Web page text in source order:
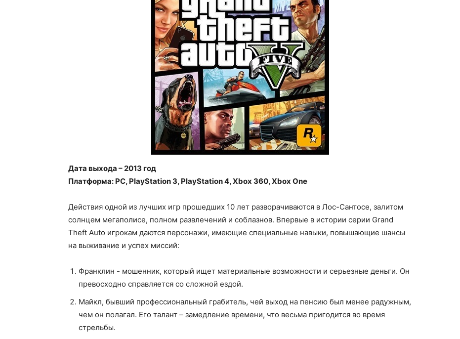
Дата выхода – 2013 год
Платформа: PC, PlayStation 3, PlayStation 4, Xbox 360, Xbox One
Действия одной из лучших игр прошедших 10 лет разворачиваются в Лос-Сантосе, залитом
солнцем мегаполисе, полном развлечений и соблазнов. Впервые в истории серии Grand
Theft Auto игрокам даются персонажи, имеющие специальные навыки, повышающие шансы
на выживание и успех миссий:
Франклин - мошенник, который ищет материальные возможности и серьезные деньги. Он
превосходно справляется со сложной ездой.
Майкл, бывший профессиональный грабитель, чей выход на пенсию был менее радужным,
чем он полагал. Его талант – замедление времени, что весьма пригодится во время
стрельбы.